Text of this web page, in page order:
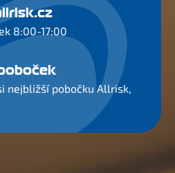
8:00-17:00
nejbližší pobočku Allrisk,